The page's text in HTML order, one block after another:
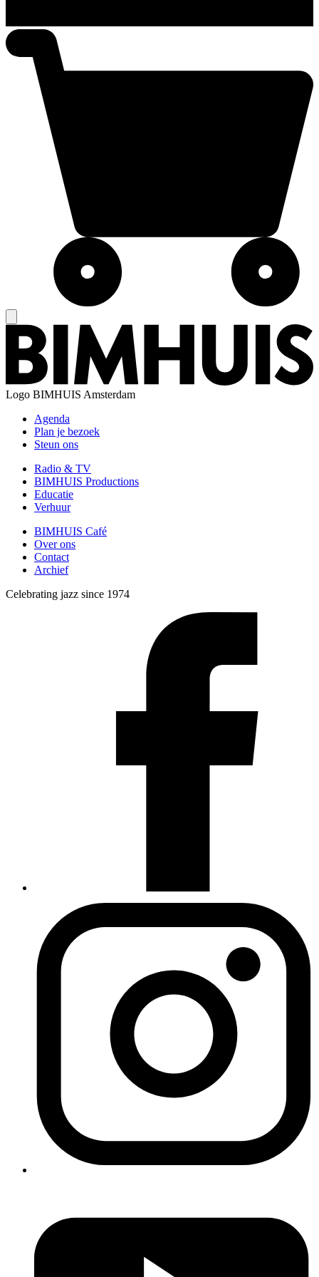
Logo BIMHUIS Amsterdam
Agenda
Plan je bezoek
Steun ons
Radio & TV
BIMHUIS Productions
Educatie
Verhuur
BIMHUIS Café
Over ons
Contact
Archief
Celebrating jazz since 1974